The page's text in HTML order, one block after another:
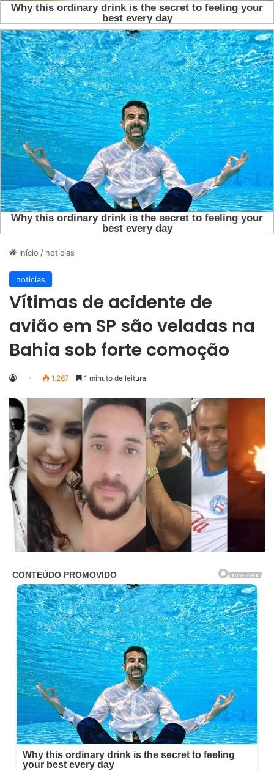
Início / noticias
noticias
Vítimas de acidente de
avião em SP são veladas na
Bahia sob forte comoção
1.267 1 minuto de leitura